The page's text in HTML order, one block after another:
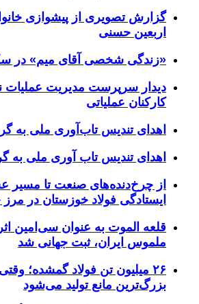
گزارش تصویری از پیشوازی
اربعین حسنی
«زندگی شخصی آقای میم» در
دیدار سرپرست مدیریت عملیات
کارکنان عملیاتی
اهدای تندیس تاب‌آوری ملی به
اهدای تندیس تاب آوری ملی به
ایستادگی فولاد خوزستان در مرز
قلعه الموت به عنوان سی‌امین
ملموس ایران، ثبت جهانی شد
۲۶ میلیون تن فولاد گمشده؛
بزرگ‌ترین مانع تولید می‌شود